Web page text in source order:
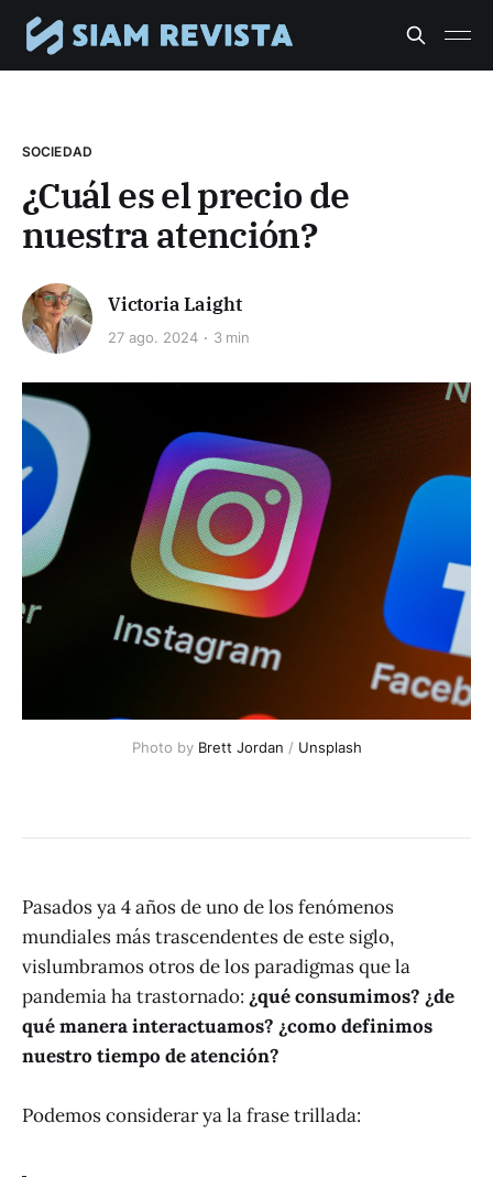
SOCIEDAD
¿Cuál es el precio de
nuestra atención?
Victoria Laight
27 ago. 2024 3 min
Photo by Brett Jordan / Unsplash
Pasados ya 4 años de uno de los fenómenos
mundiales más trascendentes de este siglo,
vislumbramos otros de los paradigmas que la
pandemia ha trastornado: ¿qué consumimos? ¿de
qué manera interactuamos? ¿como definimos
nuestro tiempo de atención?
Podemos considerar ya la frase trillada: